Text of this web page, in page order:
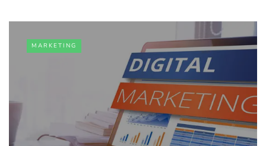
MARKETING